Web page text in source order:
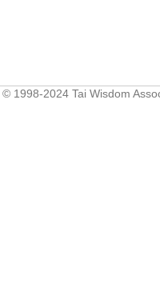
© 1998-2024 Tai Wisdom